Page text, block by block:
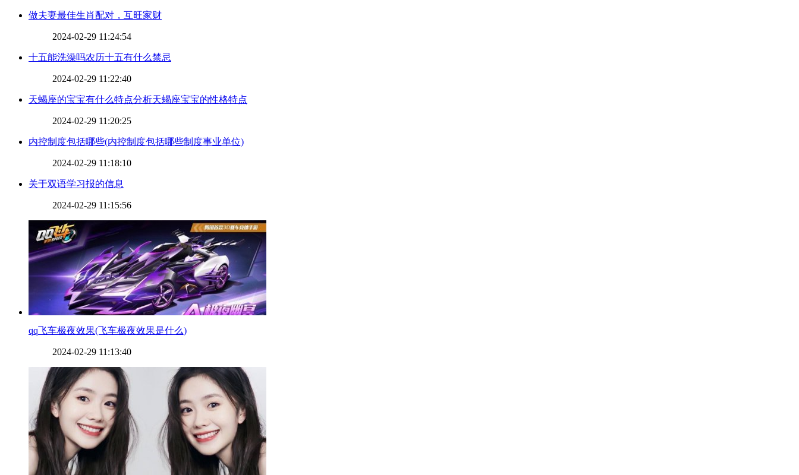
​做夫妻最佳生肖配对，互旺家财
2024-02-29 11:24:54
​十五能洗澡吗农历十五有什么禁忌
2024-02-29 11:22:40
​天蝎座的宝宝有什么特点分析天蝎座宝宝的性格特点
2024-02-29 11:20:25
​内控制度包括哪些(内控制度包括哪些制度事业单位)
2024-02-29 11:18:10
​关于双语学习报的信息
2024-02-29 11:15:56
​qq飞车极夜效果(飞车极夜效果是什么)
2024-02-29 11:13:40